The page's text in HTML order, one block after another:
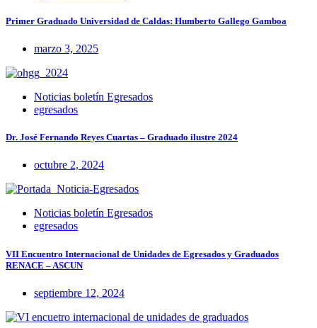
Primer Graduado Universidad de Caldas: Humberto Gallego Gamboa
marzo 3, 2025
Noticias boletín Egresados
egresados
Dr. José Fernando Reyes Cuartas – Graduado ilustre 2024
octubre 2, 2024
Noticias boletín Egresados
egresados
VII Encuentro Internacional de Unidades de Egresados y Graduados
RENACE – ASCUN
septiembre 12, 2024